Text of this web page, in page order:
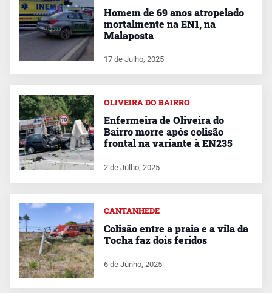
Homem de 69 anos atropelado
mortalmente na EN1, na
Malaposta
17 de Julho, 2025
OLIVEIRA DO BAIRRO
Enfermeira de Oliveira do
Bairro morre após colisão
frontal na variante à EN235
2 de Julho, 2025
CANTANHEDE
Colisão entre a praia e a vila da
Tocha faz dois feridos
6 de Junho, 2025